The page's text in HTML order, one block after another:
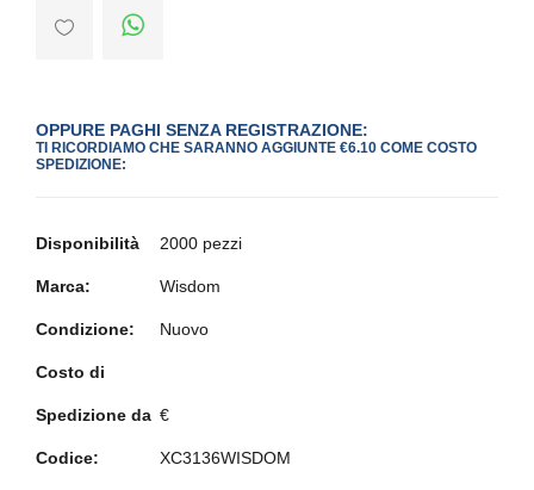
OPPURE PAGHI SENZA REGISTRAZIONE:
TI RICORDIAMO CHE SARANNO AGGIUNTE €6.10 COME COSTO
SPEDIZIONE:
Disponibilità 2000 pezzi
Marca: Wisdom
Condizione: Nuovo
Costo di
Spedizione da €
Codice: XC3136WISDOM